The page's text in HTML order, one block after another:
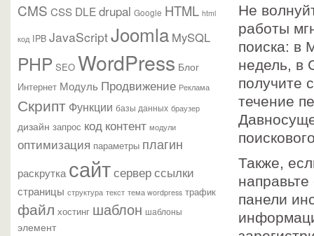
CMS CSS DLEdrupal Google HTML html
код IPB JavaScriptJoomla MySQL
PHP SEO WordPress Блог
Интернет Модуль Продвижение Реклама
Скрипт Функции базы данных браузер
дизайн запрос код контент модули
оптимизация параметры плагин
раскрутка сайтсерверссылки
страницы структура текст тема wordpress трафик
файл хостинг шаблон шаблоны
элемент
Не
работы
поиска: в
недель, в
получите
течение
Также,
панели